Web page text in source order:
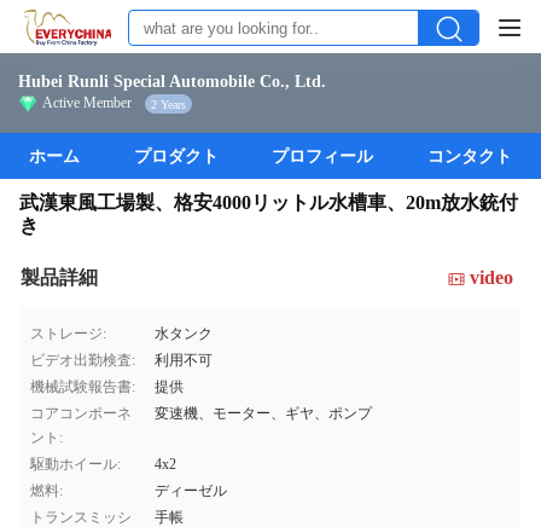
Hubei Runli Special Automobile Co., Ltd.
Active Member 2 Years
ホーム プロダクト プロフィール コンタクト
武漢東風工場製、格安4000リットル水槽車、20m放水銃付
き
製品詳細 video
ストレージ:
水タンク
ビデオ出勤検査:
利用不可
機械試験報告書:
提供
コアコンポーネ
ント:
変速機、モーター、ギヤ、ポンプ
駆動ホイール:
4x2
燃料:
ディーゼル
トランスミッシ
手帳